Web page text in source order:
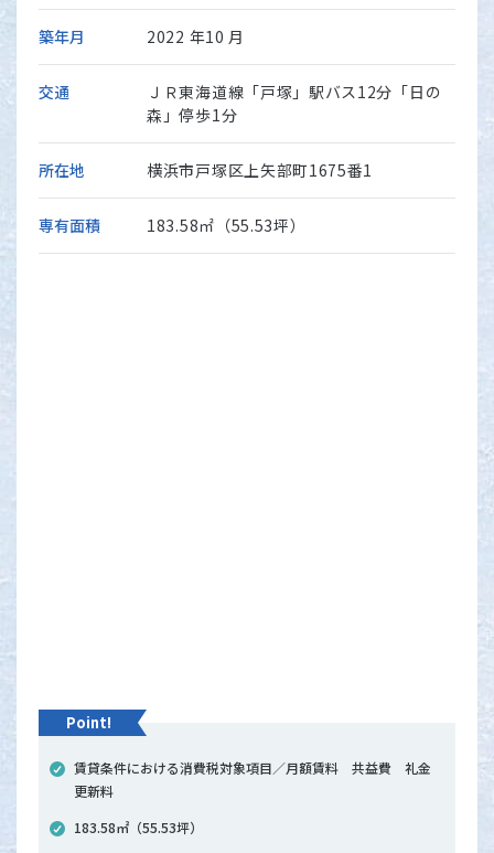
築年月 2022 年10 月
交通
ＪＲ東海道線「戸塚」駅バス12分「日の
森」停歩1分
所在地 横浜市戸塚区上矢部町1675番1
専有面積 183.58㎡（55.53坪）
Point!
賃貸条件における消費税対象項目／月額賃料 共益費 礼金
更新料
183.58㎡（55.53坪）